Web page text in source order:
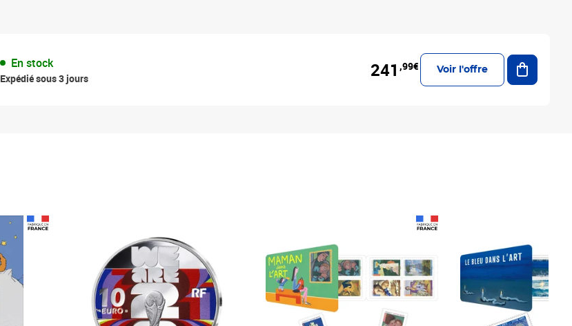
En stock
Expédié sous 3 jours 241 ,99€ Voir l'offre
Ajouter